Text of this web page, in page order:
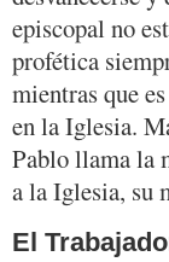
episcopal no
profética
mientras que
en la Iglesia.
Pablo llama la
a la Iglesia, su
El